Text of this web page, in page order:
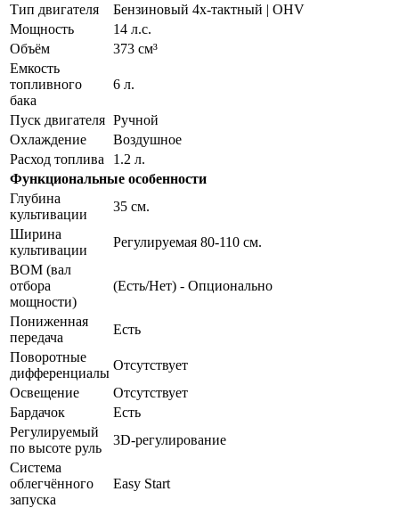
Тип двигателя
Бензиновый 4х-тактный | OHV
Мощность
14 л.с.
Объём
373 см³
Емкость
топливного
бака
6 л.
Пуск двигателя Ручной
Охлаждение
Воздушное
Расход топлива
1.2 л.
Функциональные особенности
Глубина
культивации
35 см.
Ширина
культивации
Регулируемая 80-110 см.
ВОМ (вал
отбора
мощности)
(Есть/Нет) - Опционально
Пониженная
передача
Есть
Поворотные
дифференциалы
Отсутствует
Освещение
Отсутствует
Бардачок
Есть
Регулируемый
по высоте руль
3D-регулирование
Система
облегчённого
запуска
Easy Start